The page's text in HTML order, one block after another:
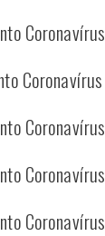
Coronavírus
Coronavírus
Coronavírus
Coronavírus
Coronavírus